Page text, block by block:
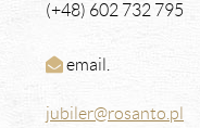
(+48) 602 732 795
email.
jubiler@rosanto.pl